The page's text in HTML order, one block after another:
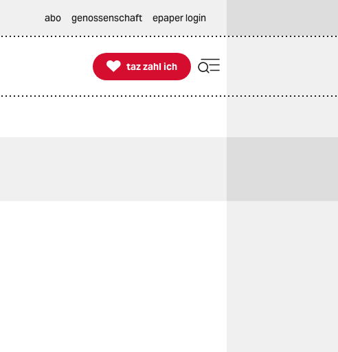
abo genossenschaft epaper login

taz zahl ich
taz zahl ich